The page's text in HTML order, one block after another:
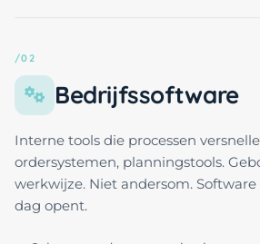
/02
Bedrijfs­software
Interne tools die processen
ordersystemen, planningstools.
werkwijze. Niet andersom.
dag opent.